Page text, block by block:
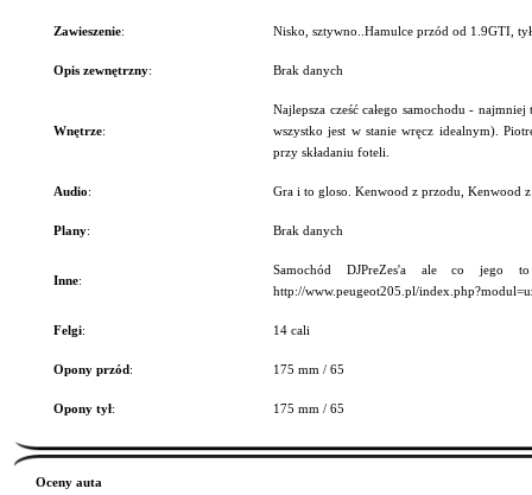
Zawieszenie: Nisko, sztywno..Hamulce przód od 1.9GTI,
Opis zewnętrzny: Brak danych
Wnętrze:
Najlepsza cześć całego samochodu -
wszystko jest w stanie wręcz idealnym).
przy składaniu foteli.
Audio: Gra i to gloso. Kenwood z przodu, Kenwood
Plany: Brak danych
Inne:
Samochód DJPreZes'a ale co
http://www.peugeot205.pl/
Felgi: 14 cali
Opony przód: 175 mm / 65
Opony tył: 175 mm / 65
Oceny auta